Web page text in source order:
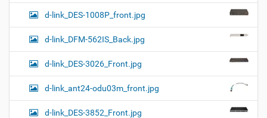
d-link_DES-1008P_front.jpg
d-link_DFM-562IS_Back.jpg
d-link_DES-3026_Front.jpg
d-link_ant24-odu03m_front.jpg
d-link_DES-3852_Front.jpg